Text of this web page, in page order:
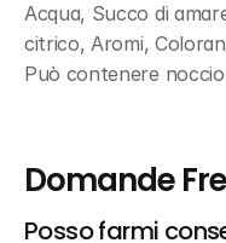
Acqua, Succo di
citrico, Aromi,
Può contenere
Domande
Posso farmi